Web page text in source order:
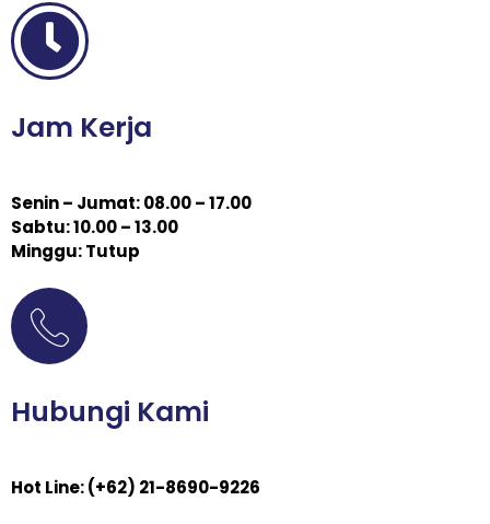
Jam Kerja
Senin – Jumat: 08.00 – 17.00
Sabtu: 10.00 – 13.00
Minggu: Tutup
Hubungi Kami
Hot Line: (+62) 21-8690-9226